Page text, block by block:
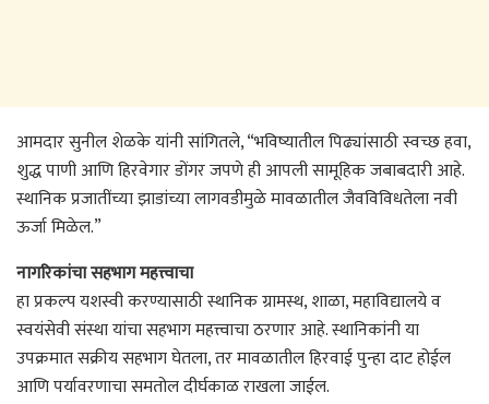
आमदार सुनील शेळके यांनी सांगितले, “भविष्यातील पिढ्यांसाठी स्वच्छ हवा,
शुद्ध पाणी आणि हिरवेगार डोंगर जपणे ही आपली सामूहिक जबाबदारी आहे.
स्थानिक प्रजातींच्या झाडांच्या लागवडीमुळे मावळातील जैवविविधतेला नवी
ऊर्जा मिळेल.”
नागरिकांचा सहभाग महत्त्वाचा
हा प्रकल्प यशस्वी करण्यासाठी स्थानिक ग्रामस्थ, शाळा, महाविद्यालये व
स्वयंसेवी संस्था यांचा सहभाग महत्त्वाचा ठरणार आहे. स्थानिकांनी या
उपक्रमात सक्रीय सहभाग घेतला, तर मावळातील हिरवाई पुन्हा दाट होईल
आणि पर्यावरणाचा समतोल दीर्घकाळ राखला जाईल.